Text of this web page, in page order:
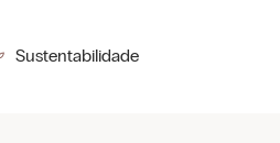
Sustentabilidade